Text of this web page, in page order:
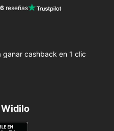
reseñas
ganar cashback en 1 clic